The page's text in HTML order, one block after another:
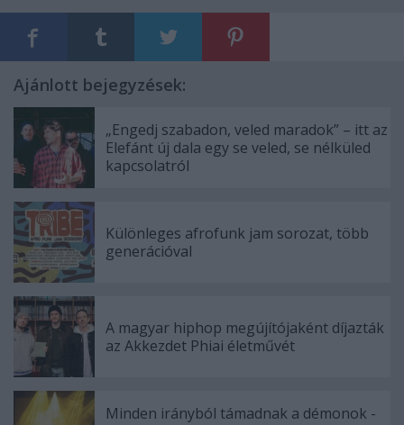
Ajánlott bejegyzések:
„Engedj szabadon, veled maradok” – itt az
Elefánt új dala egy se veled, se nélküled
kapcsolatról
Különleges afrofunk jam sorozat, több
generációval
A magyar hiphop megújítójaként díjazták
az Akkezdet Phiai életművét
Minden irányból támadnak a démonok -